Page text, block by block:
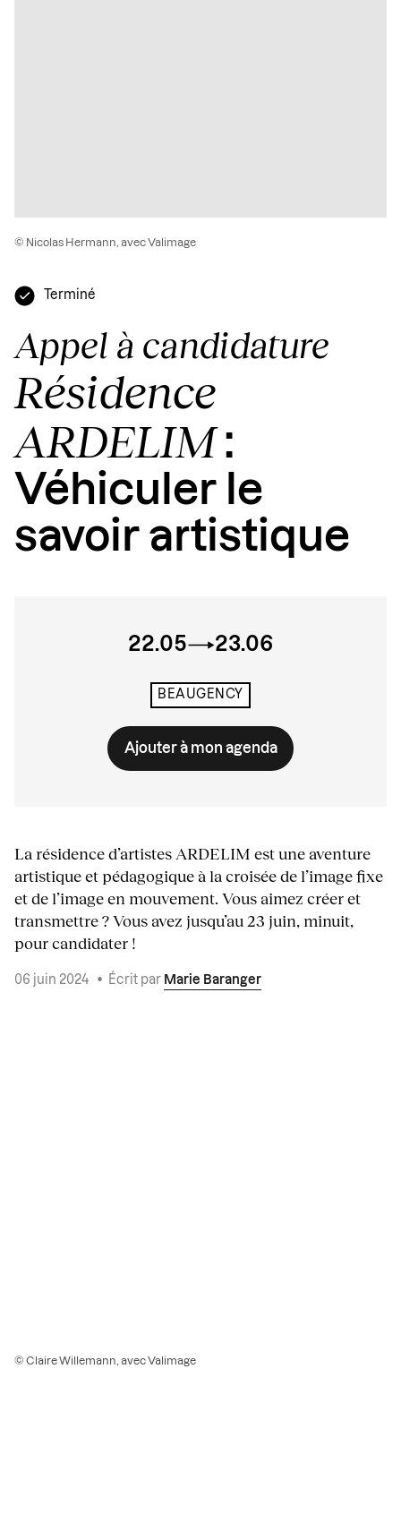
Terminé
Appel à candidature
Résidence
ARDELIM :
Véhiculer le
savoir artistique
22.05 23.06
BEAUGENCY
Ajouter à mon agenda
La résidence d’artistes ARDELIM est une aventure
artistique et pédagogique à la croisée de l’image fixe
et de l’image en mouvement. Vous aimez créer et
transmettre ? Vous avez jusqu’au 23 juin, minuit,
pour candidater !
06 juin 2024 • Écrit par Marie Baranger
© Nicolas Hermann, avec Valimage
© Claire Willemann, avec Valimage